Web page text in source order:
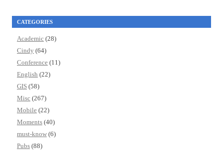
CATEGORIES
Academic (28)
Cindy (64)
Conference (11)
English (22)
GIS (58)
Misc (267)
Mobile (22)
Moments (40)
must-know (6)
Pubs (88)